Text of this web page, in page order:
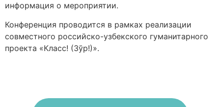
информация о мероприятии.
Конференция проводится в рамках реализации
совместного российско-узбекского гуманитарного
проекта «Класс! (Зўр!)».